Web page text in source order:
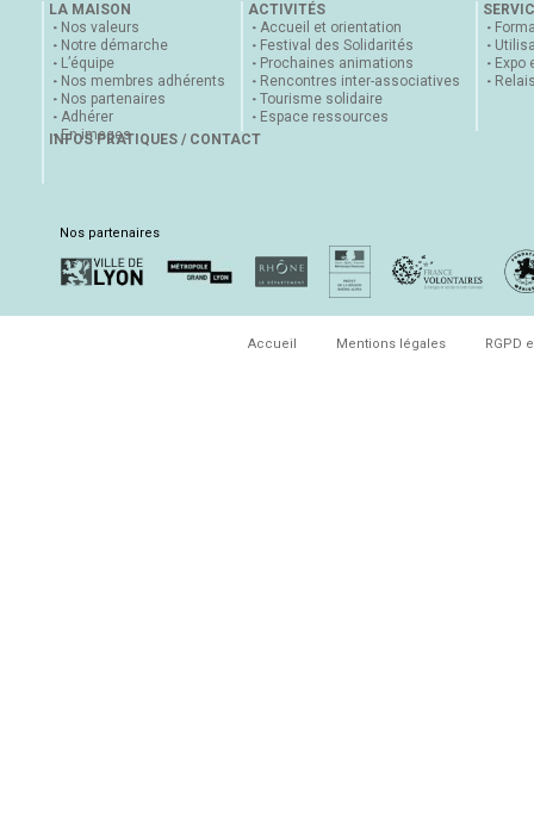
LA MAISON
Nos valeurs
Notre démarche
L’équipe
Nos membres adhérents
Nos partenaires
Adhérer
En images
ACTIVITÉS
Accueil et orientation
Festival des Solidarités
Prochaines animations
Rencontres inter-associatives
Tourisme solidaire
Espace ressources
Expo
INFOS PRATIQUES / CONTACT
Nos partenaires
Accueil Mentions légales RGPD